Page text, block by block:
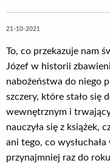
21-10-2021
To, co przekazuje nam
Józef w historii
nabożeństwa do niego
szczery, które stało się
wewnętrznym i
nauczyła się z książek,
ani tego, co
przynajmniej raz do